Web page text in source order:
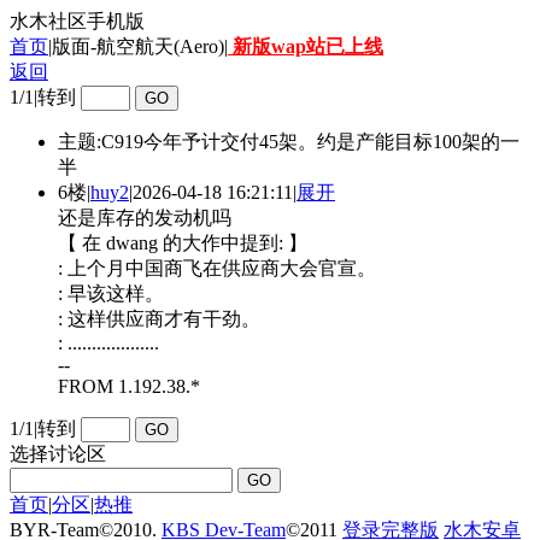
水木社区手机版
首页|版面-航空航天(Aero)| 新版wap站已上线
返回
1/1 |转到
主题:C919今年予计交付45架。约是产能目标100架的一
半
6楼|huy2|2026-04-18 16:21:11 |展开
还是库存的发动机吗
【 在 dwang 的大作中提到: 】
: 上个月中国商飞在供应商大会官宣。
: 早该这样。
: 这样供应商才有干劲。
: ...................
--
FROM 1.192.38.*
1/1 |转到
选择讨论区
首页|分区|热推
BYR-Team©2010. KBS Dev-Team©2011 登录完整版 水木安卓